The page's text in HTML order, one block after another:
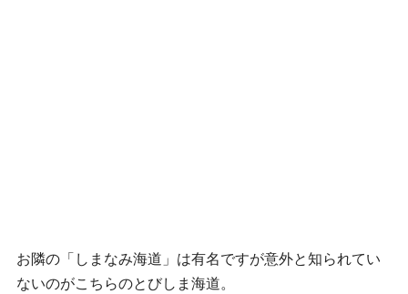
お隣の「しまなみ海道」は有名ですが意外と知られてい
ないのがこちらのとびしま海道。